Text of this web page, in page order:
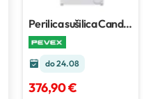
Perilica sušilica Candy
GWD 485SB6-S
do 24.08
376,90 €